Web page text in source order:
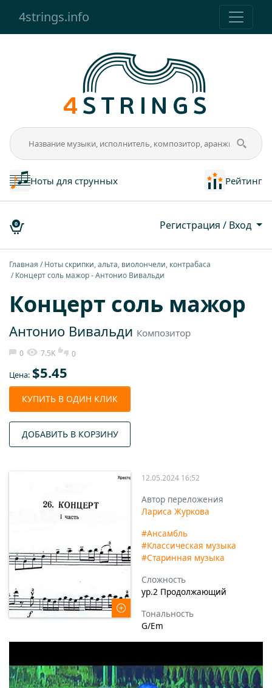
4strings.info
Ноты для струнных Рейтинг
0 Регистрация / Вход
Главная
Ноты скрипки, альта, виолончели, контрабаса
Концерт соль мажор - Антонио Вивальди
Концерт соль мажор
Антонио Вивальди Композитор
0 7.5K 0
Цена: $5.45
КУПИТЬ В ОДИН КЛИК
ДОБАВИТЬ В КОРЗИНУ
12.05.2024 16:52
Автор переложения
Лариса Журкова
#Ансамбль
#Классическая музыка
#Старинная музыка
Сложность
ур.2 Продолжающий
Тональность
G/Em